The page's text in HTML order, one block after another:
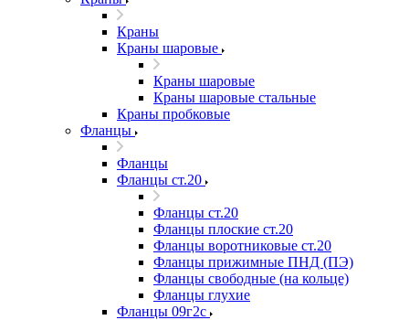
Краны
Краны шаровые
Краны шаровые
Краны шаровые стальные
Краны пробковые
Фланцы
Фланцы
Фланцы ст.20
Фланцы ст.20
Фланцы плоские ст.20
Фланцы воротниковые ст.20
Фланцы прижимные ПНД (ПЭ)
Фланцы свободные (на кольце)
Фланцы глухие
Фланцы 09г2с